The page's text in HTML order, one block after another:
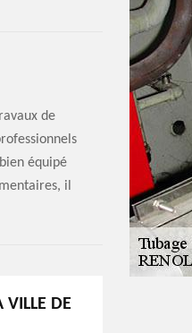
de
équipé
il
VILLE DE